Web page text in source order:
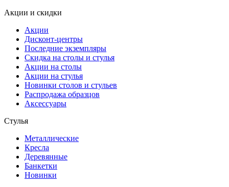
Акции и скидки
Акции
Дисконт-центры
Последние экземпляры
Скидка на столы и стулья
Акции на столы
Акции на стулья
Новинки столов и стульев
Распродажа образцов
Аксессуары
Стулья
Металлические
Кресла
Деревянные
Банкетки
Новинки